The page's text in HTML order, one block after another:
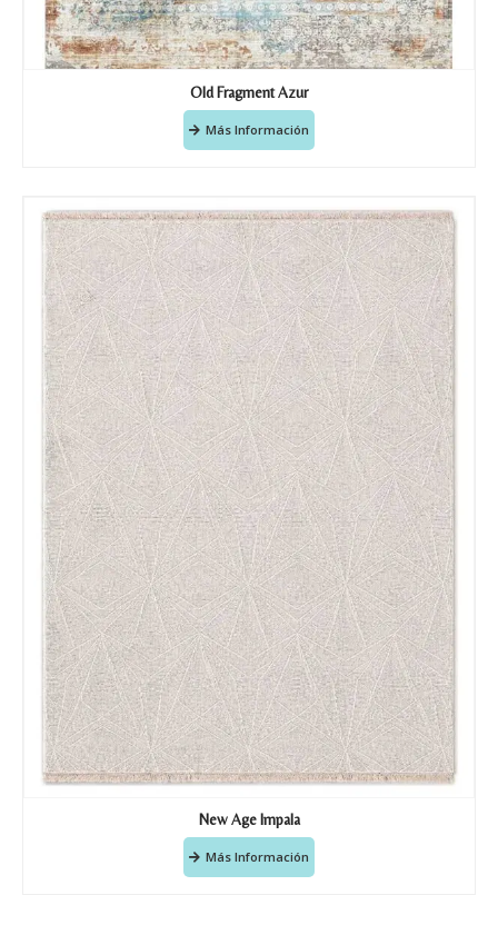
Old Fragment Azur
Más Información
New Age Impala
Más Información